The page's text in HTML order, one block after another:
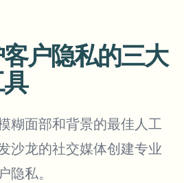
户隐私的三大
糊面部和背景的最佳人工
沙龙的社交媒体创建专业
隐私。